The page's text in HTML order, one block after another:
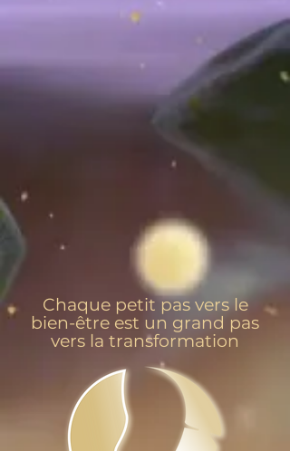
Chaque petit pas vers le
bien-être est un grand pas
vers la transformation